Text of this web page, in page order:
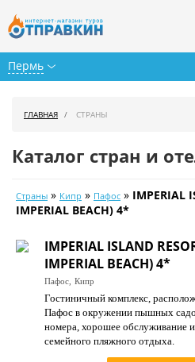
Пермь
Календарь туров
Цены дня
Страны
Как купить
О нас
ГЛАВНАЯ СТРАНЫ
Каталог стран и
Страны » Кипр » Пафос » IMPERIAL
IMPERIAL BEACH) 4*
IMPERIAL ISLAND
IMPERIAL BEACH) 4*
Пафос, Кипр
Гостиничный комплекс,
Пафос в окружении пышных
номера, хорошее обслуживание
семейного пляжного отдыха.